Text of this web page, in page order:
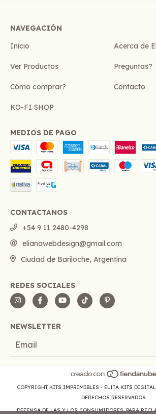
NAVEGACIÓN
Inicio
Acerca de
Ver Productos Preguntas?
Cómo comprar? Contacto
KO-FI SHOP
MEDIOS DE PAGO
CONTACTANOS
+54 9 11 2480-4298
elianawebdesign@gmail.com
Ciudad de Bariloche, Argentina
REDES SOCIALES
NEWSLETTER
COPYRIGHT KITS IMPRIMIBLES - ELITA KITS
DERECHOS RESERVADOS.
DEFENSA DE LAS Y LOS CONSUMIDORES. PARA